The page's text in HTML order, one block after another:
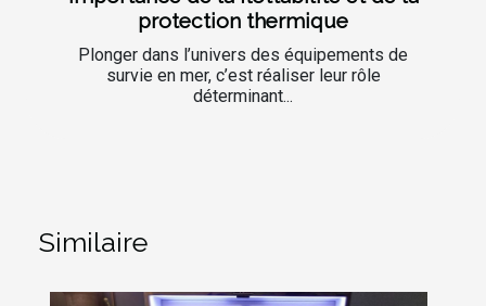
protection thermique
Plonger dans l’univers des équipements de
survie en mer, c’est réaliser leur rôle
déterminant...
Similaire